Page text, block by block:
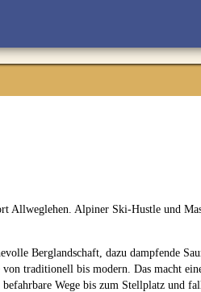
Allweglehen. Alpiner Ski-Hustle und
Berglandschaft, dazu dampfende
traditionell bis modern. Das macht
Wege bis zum Stellplatz und